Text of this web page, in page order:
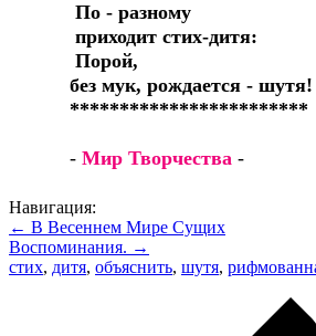
По - разному
приходит стих-дитя:
Порой,
без мук, рождается - шутя!
************************
- Мир Творчества -
Навигация:
← В Весеннем Мире Сущих
Воспоминания. →
стих, дитя, объяснить, шутя,